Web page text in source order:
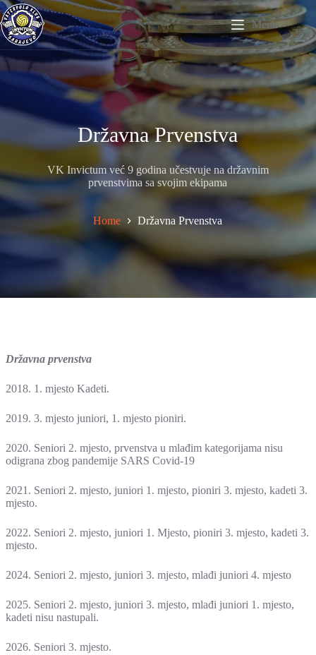
Skip
to
content
Menu
Državna Prvenstva
VK Invictum već 9 godina učestvuje na državnim
prvenstvima sa svojim ekipama
Home Državna Prvenstva
Državna prvenstva
2018. 1. mjesto Kadeti.
2019. 3. mjesto juniori, 1. mjesto pioniri.
2020. Seniori 2. mjesto, prvenstva u mlađim kategorijama nisu
odigrana zbog pandemije SARS Covid-19
2021. Seniori 2. mjesto, juniori 1. mjesto, pioniri 3. mjesto, kadeti 3.
mjesto.
2022. Seniori 2. mjesto, juniori 1. Mjesto, pioniri 3. mjesto, kadeti 3.
mjesto.
2024. Seniori 2. mjesto, juniori 3. mjesto, mlađi juniori 4. mjesto
2025. Seniori 2. mjesto, juniori 3. mjesto, mlađi juniori 1. mjesto,
kadeti nisu nastupali.
2026. Seniori 3. mjesto.